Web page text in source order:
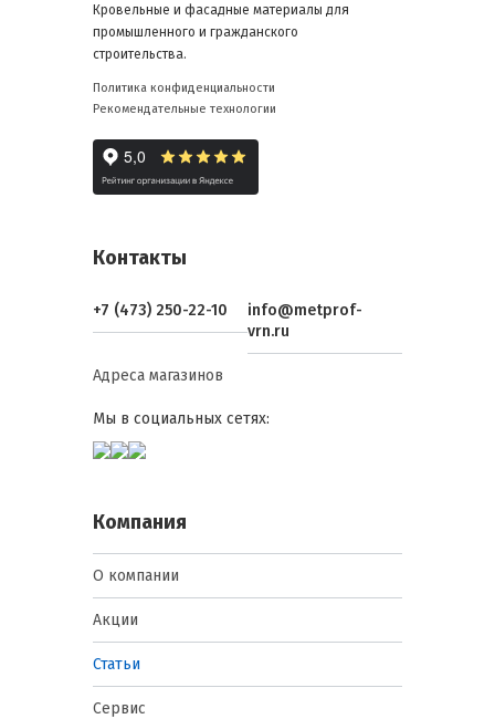
Кровельные и фасадные материалы для
промышленного и гражданского
строительства.
Политика конфиденциальности
Рекомендательные технологии
Контакты
+7 (473) 250-22-10
info@metprof-
vrn.ru
Адреса магазинов
Мы в социальных сетях:
Компания
О компании
Акции
Статьи
Сервис